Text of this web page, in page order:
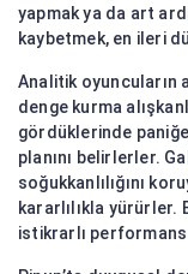
yapmak ya da art
kaybetmek, en ileri
Analitik oyuncuların
denge kurma
gördüklerinde
planını belirlerler.
soğukkanlılığını
kararlılıkla yürürler.
istikrarlı